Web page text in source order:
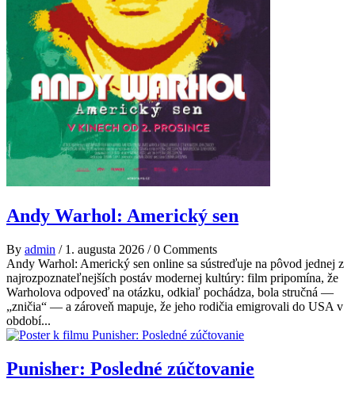
Andy Warhol: Americký sen
By admin / 1. augusta 2026 /0 Comments
Andy Warhol: Americký sen online sa sústreďuje na pôvod jednej z
najrozpoznateľnejších postáv modernej kultúry: film pripomína, že
Warholova odpoveď na otázku, odkiaľ pochádza, bola stručná —
„zničia“ — a zároveň mapuje, že jeho rodičia emigrovali do USA v
období...
Punisher: Posledné zúčtovanie